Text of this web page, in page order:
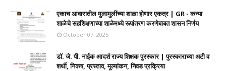
एकाच आवारातील मुलामुलींच्या शाळा होणार एकत्र | GR - कन्या
शाळेचे सहशिक्षणाच्या शाळेमध्ये रूपांतरण करणेबाबत शासन निर्णय
October 07, 2025
डॉ. जे. पी. नाईक आदर्श राज्य शिक्षक पुरस्कार | पुरस्काराच्या अटी व
शर्थी, निकष, प्रस्ताव, मूल्यांकन, निवड प्रक्रिया